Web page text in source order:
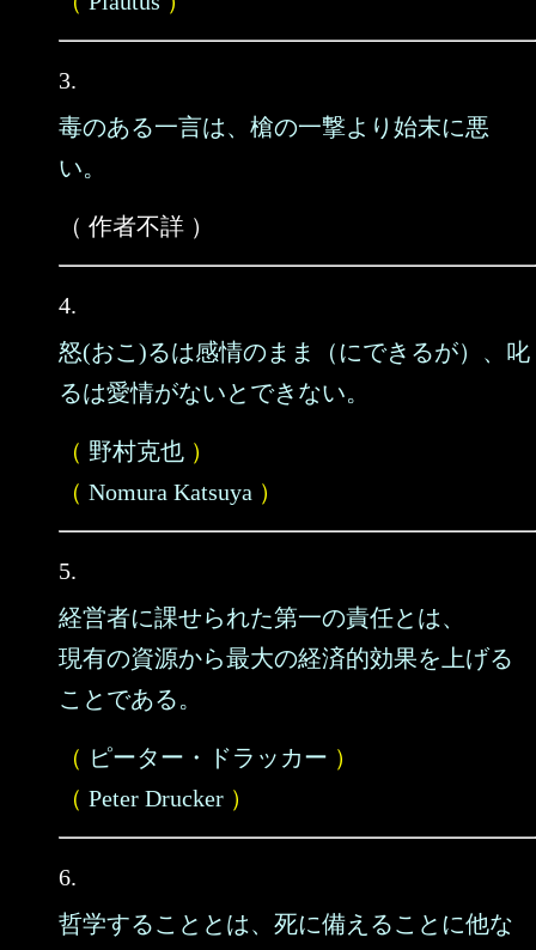
3.
毒のある一言は、槍の一撃より始末に悪
い。
（ 作者不詳 ）
4.
怒(おこ)るは感情のまま（にできるが）、叱
るは愛情がないとできない。
（ 野村克也 ）
（ Nomura Katsuya ）
5.
経営者に課せられた第一の責任とは、
現有の資源から最大の経済的効果を上げる
ことである。
（ ピーター・ドラッカー ）
（ Peter Drucker ）
6.
哲学することとは、死に備えることに他な